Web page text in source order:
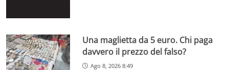
Una maglietta da 5 euro. Chi paga
davvero il prezzo del falso?
Ago 8, 2026 8:49